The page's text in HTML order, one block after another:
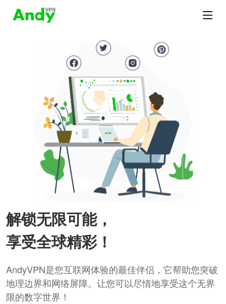
解锁无限可能，
享受全球精彩！
AndyVPN是您互联网体验的最佳伴侣，它帮助您突破
地理边界和网络屏障。让您可以尽情地享受这个无界
限的数字世界！